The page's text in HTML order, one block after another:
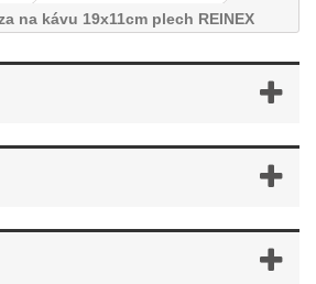
na kávu 19x11cm plech REINEX